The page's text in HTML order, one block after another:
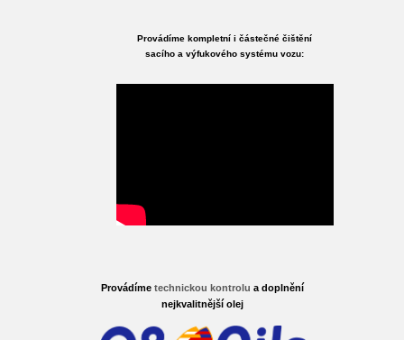
Provádíme kompletní i částečné čištění
sacího a výfukového systému vozu:
Provádíme technickou kontrolu a doplnění
nejkvalitnější olej